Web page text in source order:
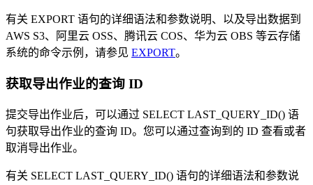
有关 EXPORT 语句的详细语法和参数说明、以及导出数据到
AWS S3、阿里云 OSS、腾讯云 COS、华为云 OBS 等云存储
系统的命令示例，请参见 EXPORT。
获取导出作业的查询 ID
提交导出作业后，可以通过 SELECT LAST_QUERY_ID() 语
句获取导出作业的查询 ID。您可以通过查询到的 ID 查看或者
取消导出作业。
有关 SELECT LAST_QUERY_ID() 语句的详细语法和参数说